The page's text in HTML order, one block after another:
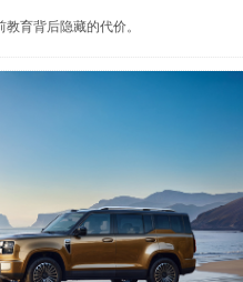
育背后隐藏的代价。